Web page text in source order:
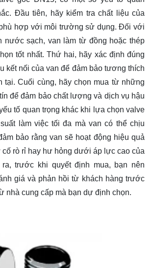
Đầu tiên, hãy kiểm tra chất liệu của
hợp với môi trường sử dụng. Đối với
nước sạch, van làm từ đồng hoặc thép
tốt nhất. Thứ hai, hãy xác định đúng
kết nối của van để đảm bảo tương thích
tại. Cuối cùng, hãy chọn mua từ những
để đảm bảo chất lượng và dịch vụ hậu
tố quan trọng khác khi lựa chọn valve
làm việc tối đa mà van có thể chịu
bảo rằng van sẽ hoạt động hiệu quả
cố rò rỉ hay hư hỏng dưới áp lực cao của
ra, trước khi quyết định mua, bạn nên
giá và phản hồi từ khách hàng trước
nhà cung cấp mà bạn dự định chọn.